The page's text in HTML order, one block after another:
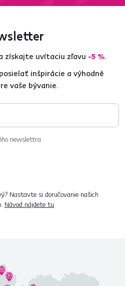
získajte uvítaciu zľavu -5 %.
inšpirácie a výhodné
vaše bývanie.
newslettra
Nastavte si doručovanie našich
Návod nájdete tu.